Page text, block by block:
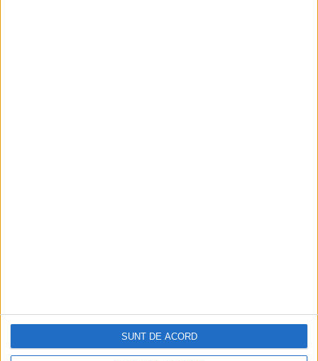
SUNT DE ACORD